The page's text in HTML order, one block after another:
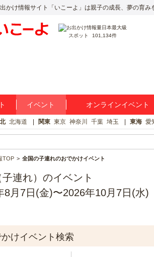
かけ情報サイト「いこーよ」は親子の成長、夢の育み
スポット 101,134件
イベント オンラインイベント
北海道 関東 東京 神奈川 千葉 埼玉 東海 愛
TOP 全国の子連れのおでかけイベント
連れ）のイベント
8月7日(金)〜2026年10月7日(水)
けイベント検索